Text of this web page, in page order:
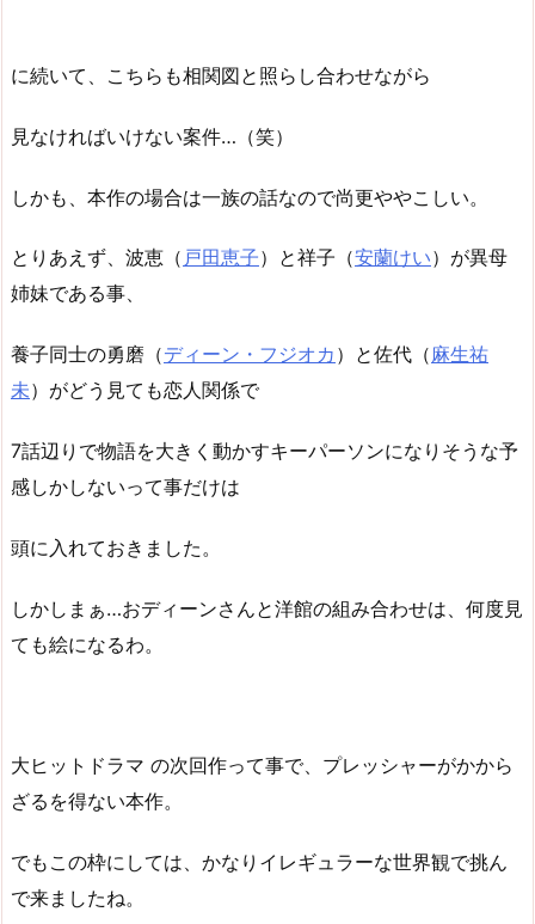
に続いて、こちらも相関図と照らし合わせながら
見なければいけない案件…（笑）
しかも、本作の場合は一族の話なので尚更ややこしい。
とりあえず、波恵（ 戸田恵子）と祥子（安蘭けい）が異母
姉妹である事、
養子同士の勇磨（ディーン・フジオカ ）と佐代（麻生祐
未）がどう見ても恋人関係で
7話辺りで物語を大きく動かすキーパーソンになりそうな予
感しかしないって事だけは
頭に入れておきました。
しかしまぁ…おディーンさんと洋館の組み合わせは、何度見
ても絵になるわ。
大ヒットドラマ の次回作って事で、プレッシャーがかから
ざるを得ない本作。
でもこの枠にしては、かなりイレギュラーな世界観で挑ん
で来ましたね。